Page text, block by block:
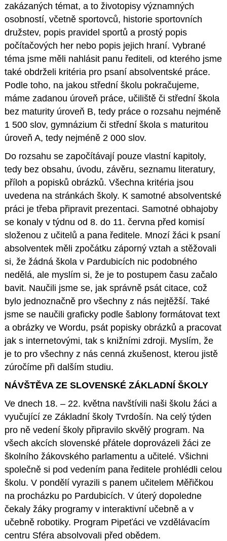
zakázaných témat, a to životopisy významných
osobností, včetně sportovců, historie sportovních
družstev, popis pravidel sportů a prostý popis
počítačových her nebo popis jejich hraní. Vybrané
téma jsme měli nahlásit panu řediteli, od kterého jsme
také obdrželi kritéria pro psaní absolventské práce.
Podle toho, na jakou střední školu pokračujeme,
máme zadanou úroveň práce, učiliště či střední škola
bez maturity úroveň B, tedy práce o rozsahu nejméně
1 500 slov, gymnázium či střední škola s maturitou
úroveň A, tedy nejméně 2 000 slov.
Do rozsahu se započítávají pouze vlastní kapitoly,
tedy bez obsahu, úvodu, závěru, seznamu literatury,
příloh a popisků obrázků. Všechna kritéria jsou
uvedena na stránkách školy. K samotné absolventské
práci je třeba připravit prezentaci. Samotné obhajoby
se konaly v týdnu od 8. do 11. června před komisí
složenou z učitelů a pana ředitele. Mnozí žáci k psaní
absolventek měli zpočátku záporný vztah a stěžovali
si, že žádná škola v Pardubicích nic podobného
nedělá, ale myslím si, že je to postupem času začalo
bavit. Naučili jsme se, jak správně psát citace, což
bylo jednoznačně pro všechny z nás nejtěžší. Také
jsme se naučili graficky podle šablony formátovat text
a obrázky ve Wordu, psát popisky obrázků a pracovat
jak s internetovými, tak s knižními zdroji. Myslím, že
je to pro všechny z nás cenná zkušenost, kterou jistě
zúročíme při dalším studiu.
NÁVŠTĚVA ZE SLOVENSKÉ ZÁKLADNÍ ŠKOLY
Ve dnech 18. – 22. května navštívili naši školu žáci a
vyučující ze Základní školy Tvrdošín. Na celý týden
pro ně vedení školy připravilo skvělý program. Na
všech akcích slovenské přátele doprovázeli žáci ze
školního žákovského parlamentu a učitelé. Všichni
společně si pod vedením pana ředitele prohlédli celou
školu. V pondělí vyrazili s panem učitelem Měřičkou
na procházku po Pardubicích. V úterý dopoledne
čekaly žáky programy v interaktivní učebně a v
učebně robotiky. Program Pipeťáci ve vzdělávacím
centru Sféra absolvovali před obědem.